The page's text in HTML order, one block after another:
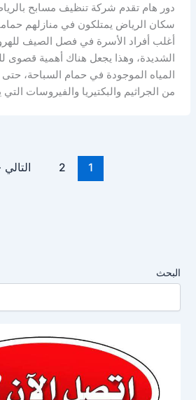
دور هام تقدم شركة تنظيف مسابح
سكان الرياض يمتلكون في منازلهم
أغلب أفراد الأسرة في فصل الصيف
الشديدة، وهذا يجعل هناك أهمية قصوى
المياه الموجودة في حمام السباحة، حتى
من الجراثيم والبكتيريا والفيروسات
1
2 التالي
البحث